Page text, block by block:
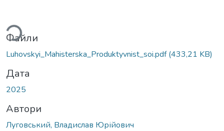
Файли
Luhovskyi_Mahisterska_Produktyvnist_soi.pdf(433,21 KB)
Дата
2025
Автори
Луговський, Владислав Юрійович